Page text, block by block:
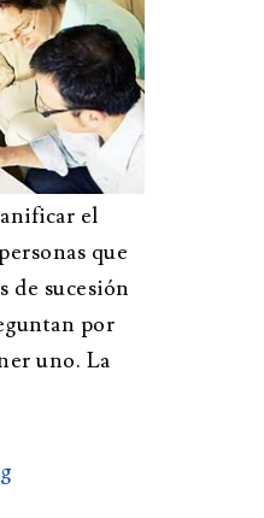
el
que
de sucesión
por
uno. La